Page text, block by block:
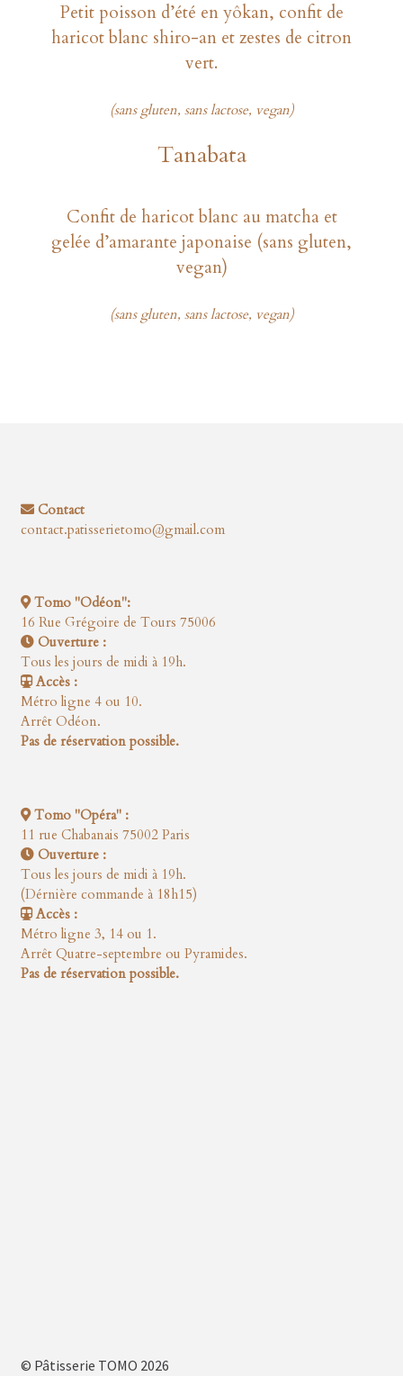
Petit poisson d’été en yôkan, confit de
haricot blanc shiro-an et zestes de citron
vert.
(sans gluten, sans lactose, vegan)
Tanabata
Confit de haricot blanc au matcha et
gelée d’amarante japonaise (sans gluten,
vegan)
(sans gluten, sans lactose, vegan)
Contact
contact.patisserietomo@gmail.com
Tomo "Odéon":
16 Rue Grégoire de Tours 75006
Ouverture :
Tous les jours de midi à 19h.
Accès :
Métro ligne 4 ou 10.
Arrêt Odéon.
Pas de réservation possible.
Tomo "Opéra" :
11 rue Chabanais 75002 Paris
Ouverture :
Tous les jours de midi à 19h.
(Dérnière commande à 18h15)
Accès :
Métro ligne 3, 14 ou 1.
Arrêt Quatre-septembre ou Pyramides.
Pas de réservation possible.
© Pâtisserie TOMO 2026